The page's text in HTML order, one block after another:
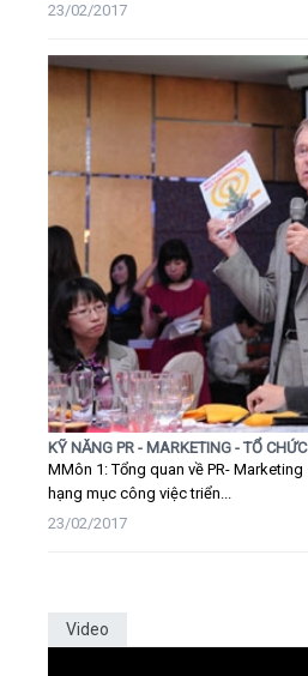
23/02/2017
KỸ NĂNG PR - MARKETING - TỔ
MMôn 1: Tổng quan về PR-
hạng mục công việc triển...
23/02/2017
Video